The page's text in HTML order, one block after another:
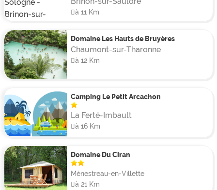
superbe vue sur l’étang du camping.
à 11 Km
Domaine Les Hauts de Bruyères
Chaumont-sur-Tharonne
à 12 Km
Camping Le Petit Arcachon
La Ferté-Imbault
à 16 Km
Domaine Du Ciran
Ménestreau-en-Villette
à 21 Km